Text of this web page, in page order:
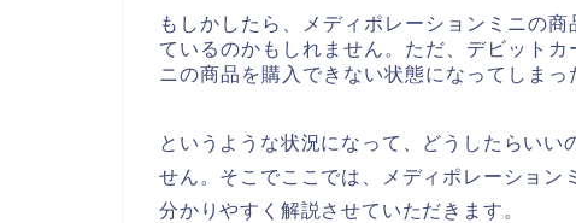
もしかしたら、メディポレーションミニの
ているのかもしれません。ただ、デビット
ニの商品を購入できない状態になってしまっ
というような状況になって、どうしたらいい
せん。そこでここでは、メディポレーション
分かりやすく解説させていただきます。